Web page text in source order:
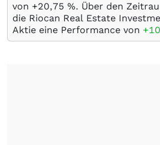
von +20,75 %. Über den
die Riocan Real Estate
Aktie eine Performance von